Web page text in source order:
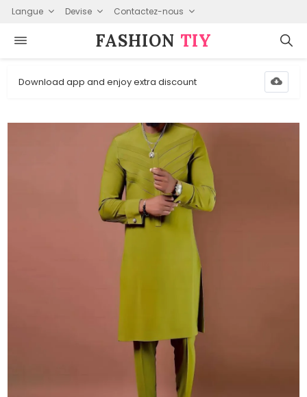
Langue Devise Contactez-nous
FASHION⁠ TIY
Download app and enjoy extra discount